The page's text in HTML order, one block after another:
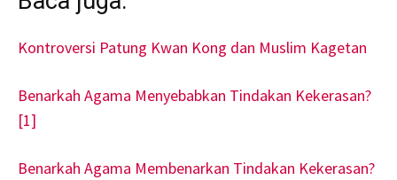
Kontroversi Patung Kwan Kong dan Muslim Kagetan
Benarkah Agama Menyebabkan Tindakan Kekerasan?
[1]
Benarkah Agama Membenarkan Tindakan Kekerasan?